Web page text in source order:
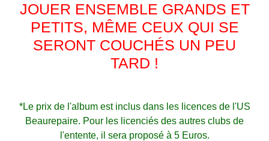
JOUER ENSEMBLE GRANDS ET
PETITS, MÊME CEUX QUI SE
SERONT COUCHÉS UN PEU
TARD !
*Le prix de l'album est inclus dans les licences de l'US
Beaurepaire. Pour les licenciés des autres clubs de
l'entente, il sera proposé à 5 Euros.